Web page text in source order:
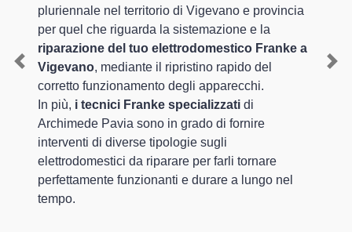
pluriennale nel territorio di Vigevano e provincia
per quel che riguarda la sistemazione e la
riparazione del tuo elettrodomestico Franke a
Vigevano, mediante il ripristino rapido del
corretto funzionamento degli apparecchi.
In più, i tecnici Franke specializzati di
Archimede Pavia sono in grado di fornire
interventi di diverse tipologie sugli
elettrodomestici da riparare per farli tornare
perfettamente funzionanti e durare a lungo nel
tempo.
Previous